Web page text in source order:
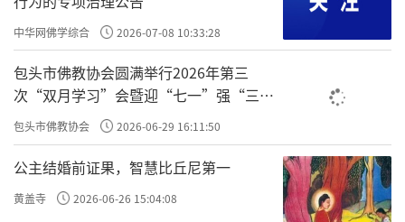
咒、常常忏悔，你才能清净！
责任编辑：印月
中华网佛学综合 2026-07-08 10:33:28
包头市佛教协会圆满举行2026年第三
次“双月学习”会暨迎“七一”强“三
爱”主题书画笔会
包头市佛教协会 2026-06-29 16:11:50
公主结婚前证果，智慧比丘尼第一
黄盖寺 2026-06-26 15:04:08